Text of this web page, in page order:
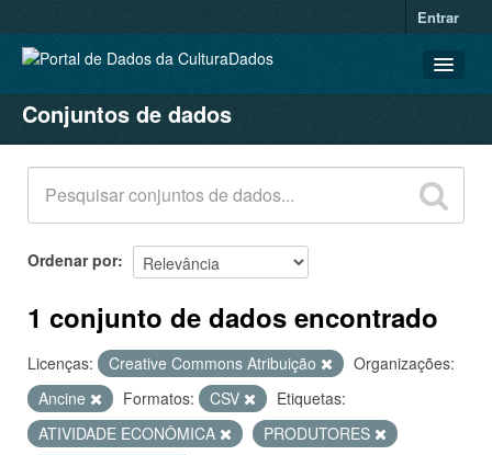
Entrar
CONJUNTOS DE DADOS
ORGANIZAÇÕES
GRUPOS
SOBRE
Conjuntos de dados
Ordenar por
1 conjunto de dados encontrado
Licenças: Creative Commons Atribuição
Organizações:
Ancine
Formatos: CSV
Etiquetas:
ATIVIDADE ECONÔMICA
PRODUTORES